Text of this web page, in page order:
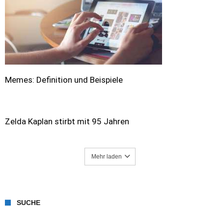
Memes: Definition und Beispiele
Zelda Kaplan stirbt mit 95 Jahren
Mehr laden
SUCHE